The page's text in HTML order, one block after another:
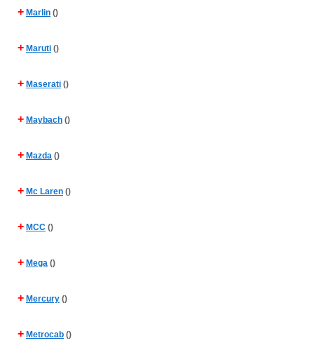
+ Marlin ()
+ Maruti ()
+ Maserati ()
+ Maybach ()
+ Mazda ()
+ Mc Laren ()
+ MCC ()
+ Mega ()
+ Mercury ()
+ Metrocab ()